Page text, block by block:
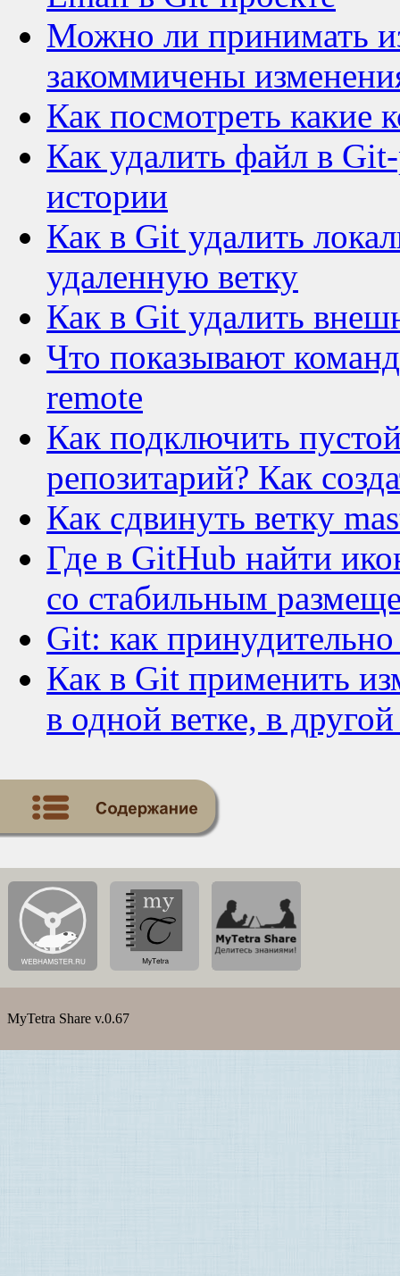
Можно ли принимать
закоммичены
Как посмотреть какие
Как удалить файл в
истории
Как в Git удалить
удаленную ветку
Как в Git удалить
Что показывают
remote
Как подключить
репозитарий? Как
Как сдвинуть ветку
Где в GitHub найти
со стабильным
Git: как принудительно
Как в Git применить
в одной ветке, в другой
MyTetra Share v.0.67